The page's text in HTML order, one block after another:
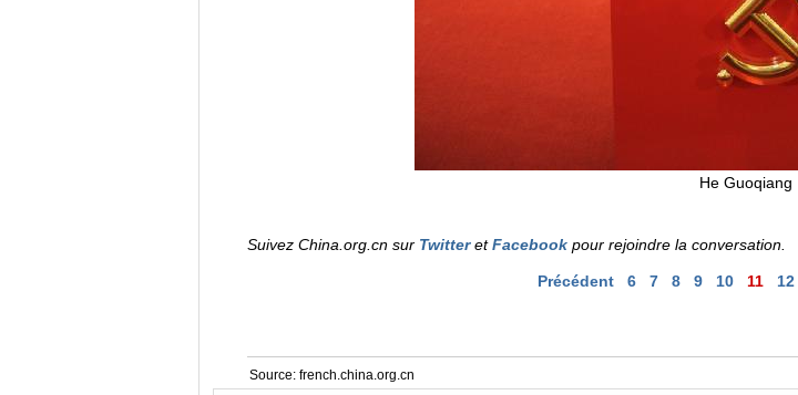
He Guoqiang
Suivez China.org.cn sur TwitteretFacebookpour rejoindre la conversation.
Précédent 6 7 8 9 10 11 12
Source: french.china.org.cn